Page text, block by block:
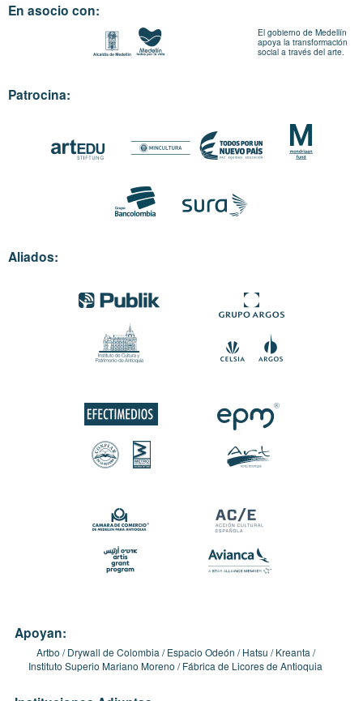
En asocio con:
El gobierno de Medellín
apoya la transformación
social a través del arte.
Patrocina:
Aliados:
Apoyan:
Artbo Drywall de Colombia Espacio Odeón Hatsu
Kreanta
Instituto Superio Mariano Moreno
Fábrica de Licores de Antioquia